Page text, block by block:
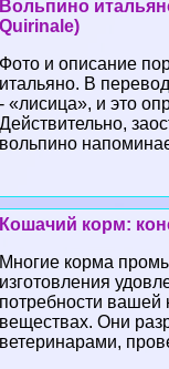
Вольпино
Quirinale)
Фото и описание
итальяно. В
- «лисица», и это
Действительно,
вольпино
Кошачий корм:
Многие корма
изготовления
потребности вашей
веществах. Они
ветеринарами,